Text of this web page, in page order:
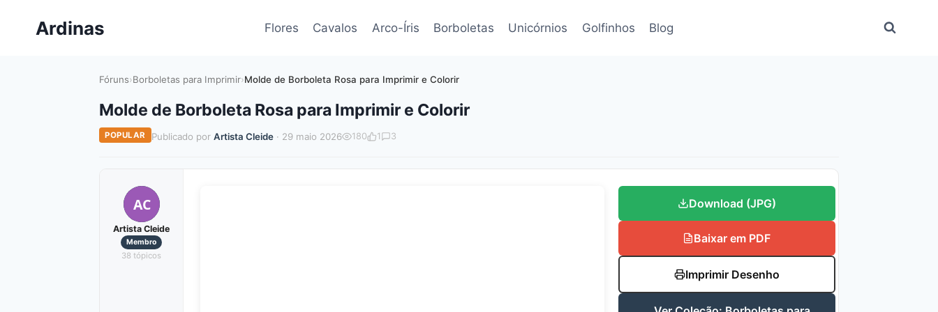
Ardinas Flores Cavalos Arco-Íris Borboletas Unicórnios Golfinhos Blog
Fóruns›Borboletas para Imprimir›Molde de Borboleta Rosa para Imprimir e Colorir
Molde de Borboleta Rosa para Imprimir e Colorir
POPULAR Publicado por Artista Cleide· 29 maio 2026 180 1 3
AC
Artista Cleide
Membro
38 tópicos
Download (JPG)
Baixar em PDF
Imprimir Desenho